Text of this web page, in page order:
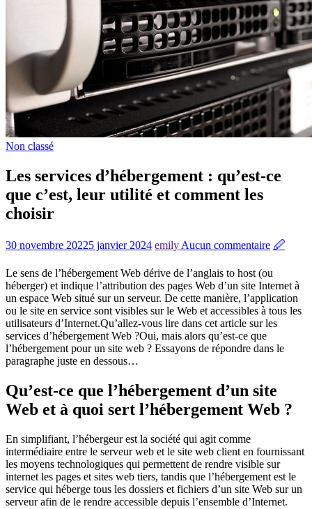
Non classé
Les services d’hébergement : qu’est-ce
que c’est, leur utilité et comment les
choisir
30 novembre 20225 janvier 2024 emily Aucun commentaire 🖉
Le sens de l’hébergement Web dérive de l’anglais to host (ou
héberger) et indique l’attribution des pages Web d’un site Internet à
un espace Web situé sur un serveur. De cette manière, l’application
ou le site en service sont visibles sur le Web et accessibles à tous les
utilisateurs d’Internet.Qu’allez-vous lire dans cet article sur les
services d’hébergement Web ?Oui, mais alors qu’est-ce que
l’hébergement pour un site web ? Essayons de répondre dans le
paragraphe juste en dessous…
Qu’est-ce que l’hébergement d’un site
Web et à quoi sert l’hébergement Web ?
En simplifiant, l’hébergeur est la société qui agit comme
intermédiaire entre le serveur web et le site web client en fournissant
les moyens technologiques qui permettent de rendre visible sur
internet les pages et sites web tiers, tandis que l’hébergement est le
service qui héberge tous les dossiers et fichiers d’un site Web sur un
serveur afin de le rendre accessible depuis l’ensemble d’Internet.